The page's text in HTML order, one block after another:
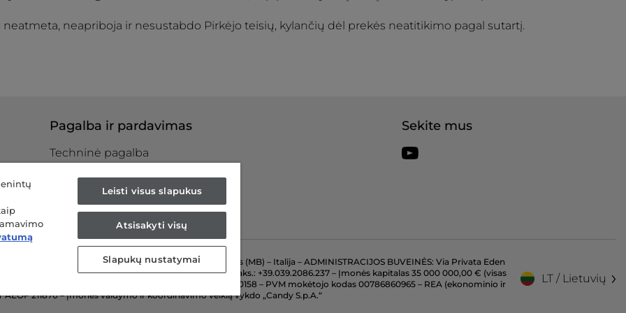
neatmeta, neapriboja ir nesustabdo Pirkėjo teisių, kylančių dėl prekės neatitikimo pagal sutartį.
BUVEINĖ: Via Comolli, 57 – 20861 Brugerijas (MB) – Italija – ADMINISTRACIJOS BUVEINĖS: Via Privata Eden
– 20871 Vimercate (MB) – Italija – Tel.: +39.039.2086.1 – Faks.: +39.039.2086.237 – Įmonės kapitalas 35 000 000,00 € (visas
Moncos-Brianzos-Lodžio įmonių registre Nr. 04666310158 – PVM mokėtojo kodas 00786860965 – REA (ekonominio ir
211870 – Įmonės valdymo ir koordinavimo veiklą vykdo „Candy S.p.A.“
LT / Lietuvių
Pagalba ir pardavimas
Techninė pagalba
Sekite mus
Leisti visus slapukus
Atsisakyti visų
Slapukų nustatymai